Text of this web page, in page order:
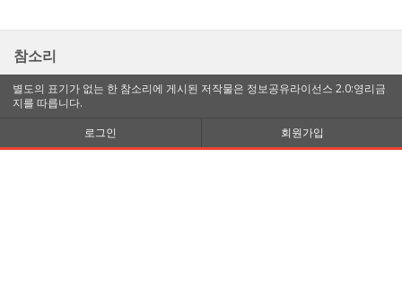
참소리
별도의 표기가 없는 한 참소리에 게시된 저작물은 정보공유라이선스 2.0:영리금
지를 따릅니다.
로그인
회원가입